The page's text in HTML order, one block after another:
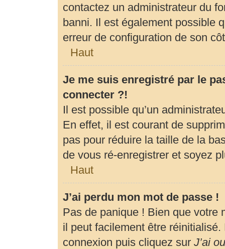
contactez un administrateur du
banni. Il est également possible
erreur de configuration de son
Haut
Je me suis enregistré par le
connecter ?!
Il est possible qu’un
En effet, il est courant de
pas pour réduire la taille de la
de vous ré-enregistrer et soyez
Haut
J’ai perdu mon mot de passe !
Pas de panique ! Bien que votre
il peut facilement être
connexion puis cliquez sur J’ai